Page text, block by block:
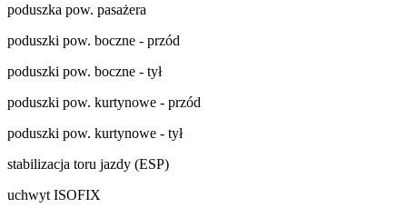
poduszka pow. pasażera
poduszki pow. boczne - przód
poduszki pow. boczne - tył
poduszki pow. kurtynowe - przód
poduszki pow. kurtynowe - tył
stabilizacja toru jazdy (ESP)
uchwyt ISOFIX